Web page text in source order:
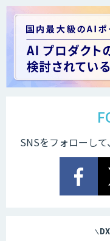
法
発/
AI
SNSをフォローし